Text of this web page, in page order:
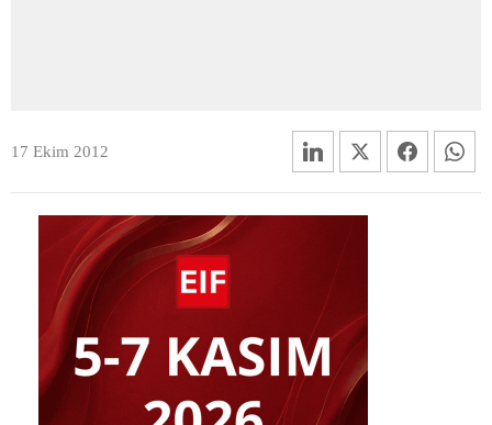
17 Ekim 2012